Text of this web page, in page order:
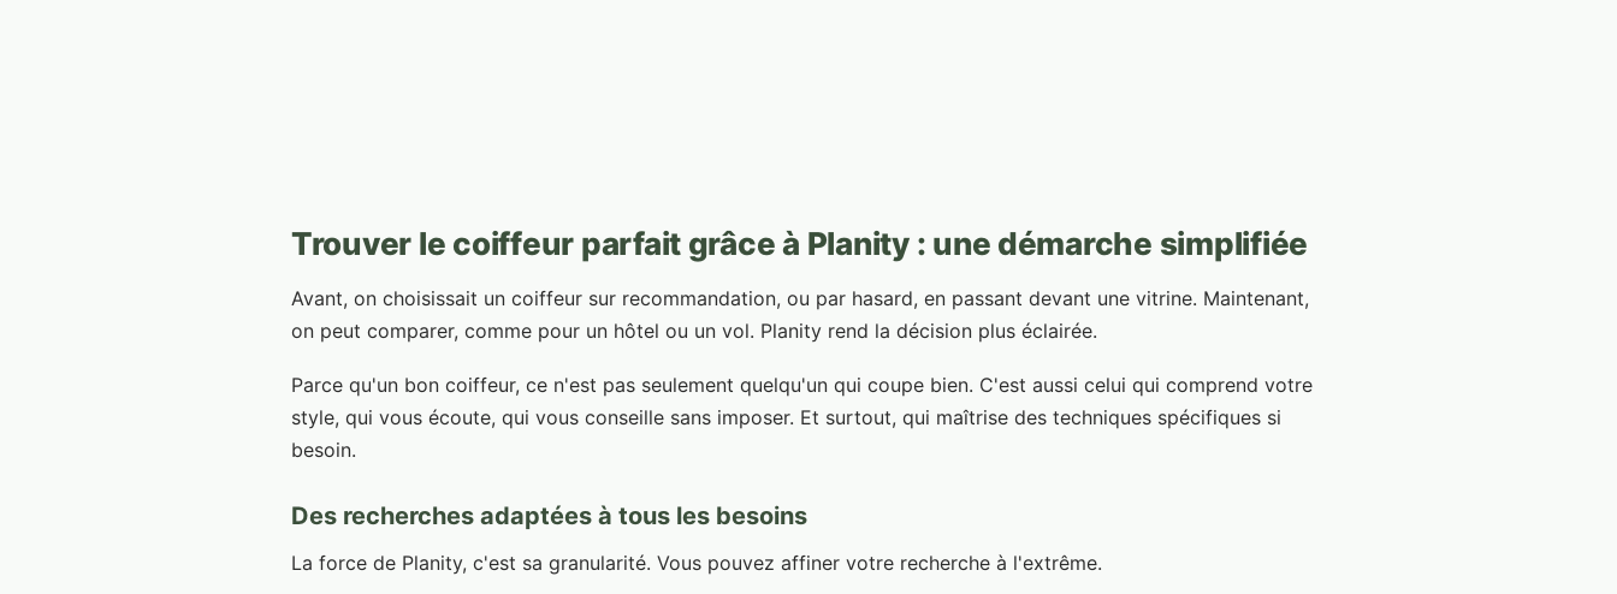
Trouver le coiffeur parfait grâce à Planity : une démarche simplifiée
Avant, on choisissait un coiffeur sur recommandation, ou par hasard, en passant devant une vitrine. Maintenant,
on peut comparer, comme pour un hôtel ou un vol. Planity rend la décision plus éclairée.
Parce qu'un bon coiffeur, ce n'est pas seulement quelqu'un qui coupe bien. C'est aussi celui qui comprend votre
style, qui vous écoute, qui vous conseille sans imposer. Et surtout, qui maîtrise des techniques spécifiques si
besoin.
Des recherches adaptées à tous les besoins
La force de Planity, c'est sa granularité. Vous pouvez affiner votre recherche à l'extrême.